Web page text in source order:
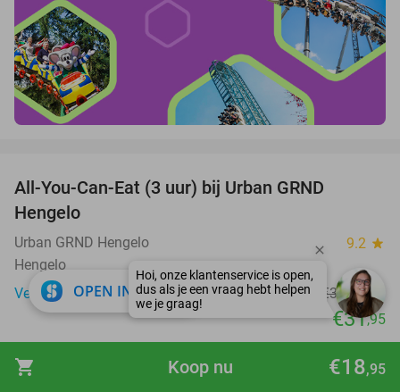
shopping_cart €18,95
Koop nu
All-You-Can-Eat (3 uur) bij Urban GRND
Hengelo
Urban GRND Hengelo 9.2 star
Hengelo
Verkocht: 712
Regulier €38,95
€31,95
favorite_border
OPEN IN APP close